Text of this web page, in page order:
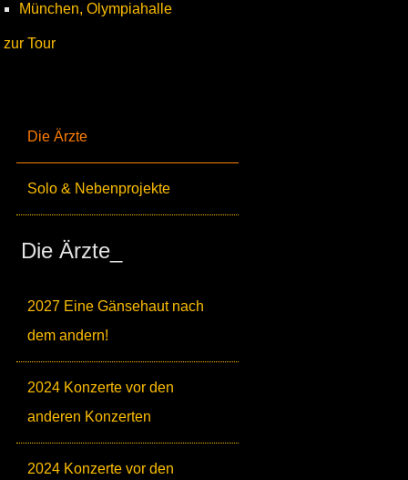
Die Ärzte
Solo & Nebenprojekte
Die Ärzte_
2027 Eine Gänsehaut nach
dem andern!
2024 Konzerte vor den
anderen Konzerten
2024 Konzerte vor den
München, Olympiahalle
zur Tour